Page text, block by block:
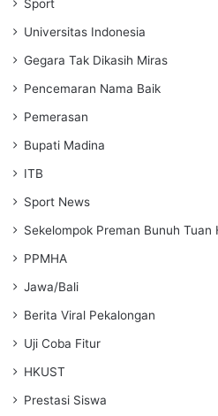
Sport
Universitas Indonesia
Gegara Tak Dikasih Miras
Pencemaran Nama Baik
Pemerasan
Bupati Madina
ITB
Sport News
Sekelompok Preman Bunuh Tuan
PPMHA
Jawa/Bali
Berita Viral Pekalongan
Uji Coba Fitur
HKUST
Prestasi Siswa